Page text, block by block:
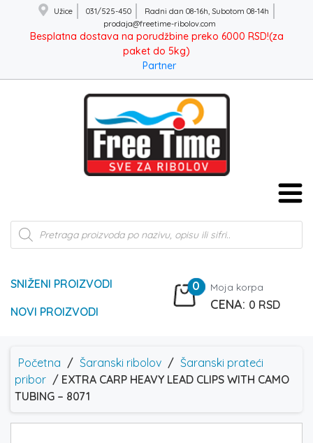
Užice 031/525-450
Radni dan 08-16h, Subotom 08-14h
prodaja@freetime-ribolov.com
Besplatna dostava na porudžbine preko 6000 RSD!(za
paket do 5kg)
Partner
Products
search
SNIŽENI PROIZVODI
NOVI PROIZVODI
0 Moja korpa
0 RSD
Početna / Šaranski ribolov / Šaranski prateći
pribor / EXTRA CARP HEAVY LEAD CLIPS WITH CAMO
TUBING – 8071